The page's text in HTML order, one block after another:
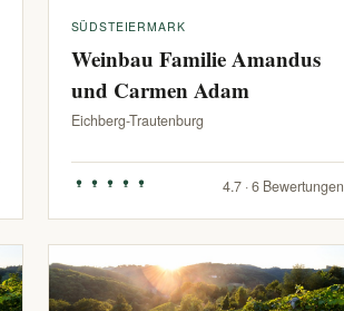
SÜDSTEIERMARK
Weinbau Familie Amandus
und Carmen Adam
Eichberg-Trautenburg
4.7 · 6 Bewertungen